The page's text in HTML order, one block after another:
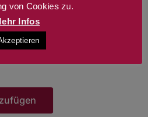
haben und dem Publikum
– dass ist es, was
Ziel haben.
von Cookies zu.
Infos